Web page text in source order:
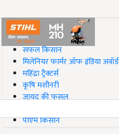
#Top on Krishi Jagran
सफल किसान
मिलेनियर फार्मर ऑफ इंडिया अवॉर्ड
महिंद्रा ट्रैक्टर्स
कृषि मशीनरी
जायद की फसल
पीएम किसान